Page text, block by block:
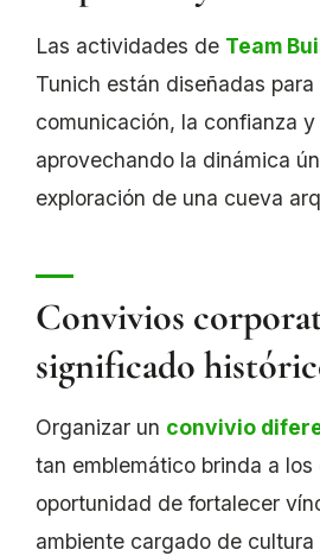
Las actividades de Team
Tunich están diseñadas
comunicación, la confianza
aprovechando la dinámica
exploración de una cueva
Convivios
significado
Organizar un convivio
tan emblemático brinda a los
oportunidad de fortalecer
ambiente cargado de cultura